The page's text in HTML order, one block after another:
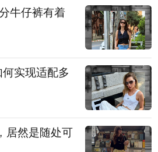
牛仔裤有着
实现适配多
居然是随处可